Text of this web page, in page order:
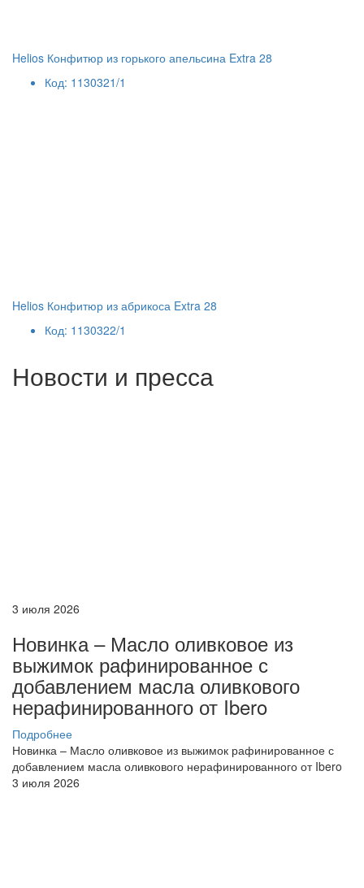
Helios Конфитюр из горького апельсина Extra 28
Код: 1130321/1
Helios Конфитюр из абрикоса Extra 28
Код: 1130322/1
Новости и пресса
3 июля 2026
Новинка – Масло оливковое из
выжимок рафинированное с
добавлением масла оливкового
нерафинированного от Ibero
Подробнее
Новинка – Масло оливковое из выжимок рафинированное с
добавлением масла оливкового нерафинированного от Ibero
3 июля 2026